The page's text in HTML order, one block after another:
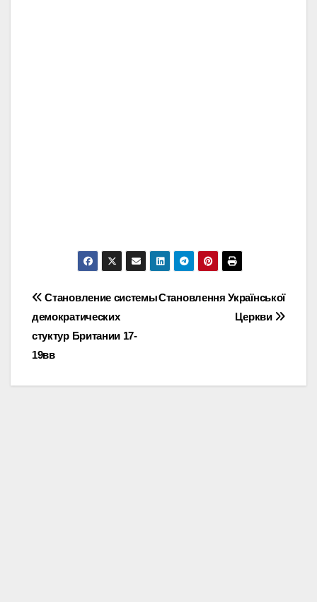
Post
navigation
Становлення Української
Церкви
Становление системы
демократических
стуктур Британии 17-
19вв